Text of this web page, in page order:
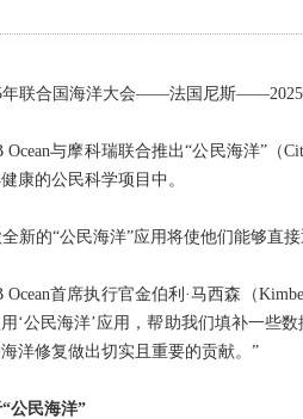
年联合国海洋大会——法国尼斯——2025
Ocean与摩科瑞联合推出“公民海洋”
康的公民科学项目中。
新的“公民海洋”应用将使他们能够直
Ocean首席执行官金伯利·马西森（
‘公民海洋’应用，帮助我们填补一些
洋修复做出切实且重要的贡献。”
公民海洋”